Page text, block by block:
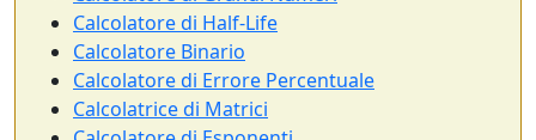
Calcolatore di Half-Life
Calcolatore Binario
Calcolatore di Errore Percentuale
Calcolatrice di Matrici